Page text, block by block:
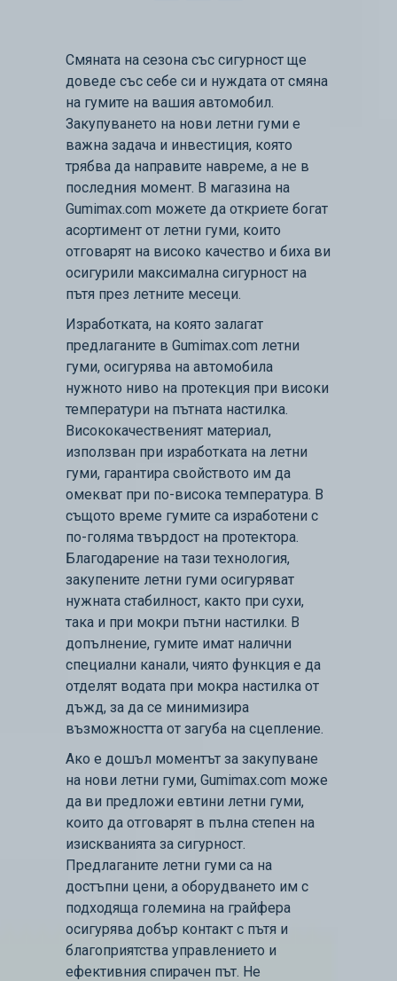
Смяната на сезона със сигурност ще
доведе със себе си и нуждата от смяна
на гумите на вашия автомобил.
Закупуването на нови летни гуми е
важна задача и инвестиция, която
трябва да направите навреме, а не в
последния момент. В магазина на
Gumimax.com можете да откриете богат
асортимент от летни гуми, които
отговарят на високо качество и биха ви
осигурили максимална сигурност на
пътя през летните месеци.
Изработката, на която залагат
предлаганите в Gumimax.com летни
гуми, осигурява на автомобила
нужното ниво на протекция при високи
температури на пътната настилка.
Висококачественият материал,
използван при изработката на летни
гуми, гарантира свойството им да
омекват при по-висока температура. В
същото време гумите са изработени с
по-голяма твърдост на протектора.
Благодарение на тази технология,
закупените летни гуми осигуряват
нужната стабилност, както при сухи,
така и при мокри пътни настилки. В
допълнение, гумите имат налични
специални канали, чиято функция е да
отделят водата при мокра настилка от
дъжд, за да се минимизира
възможността от загуба на сцепление.
Ако е дошъл моментът за закупуване
на нови летни гуми, Gumimax.com може
да ви предложи евтини летни гуми,
които да отговарят в пълна степен на
изискванията за сигурност.
Предлаганите летни гуми са на
достъпни цени, а оборудването им с
подходяща големина на грайфера
осигурява добър контакт с пътя и
благоприятства управлението и
ефективния спирачен път. Не